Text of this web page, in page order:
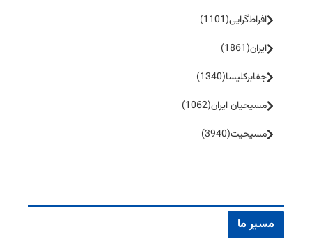
افراط‌گرایی(1101)
ایران(1861)
جفا‌بر‌کلیسا(1340)
مسیحیان ایران(1062)
مسیحیت(3940)
مسیر ما